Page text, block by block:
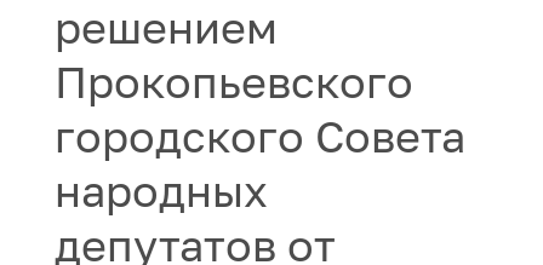
решением
Прокопьевского
городского Совета
народных
депутатов от